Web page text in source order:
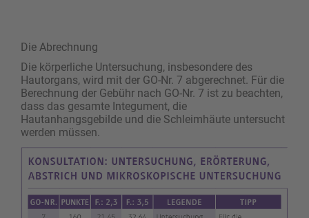
Die Abrechnung
Die körperliche Untersuchung, insbesondere des
Hautorgans, wird mit der GO-Nr. 7 abgerechnet. Für die
Berechnung der Gebühr nach GO-Nr. 7 ist zu beachten,
dass das gesamte Integument, die
Hautanhangsgebilde und die Schleimhäute untersucht
werden müssen.